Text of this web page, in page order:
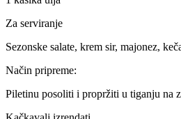
Za serviranje
Sezonske salate, krem sir, majonez,
Način pripreme:
Piletinu posoliti i propržiti u tiganju na